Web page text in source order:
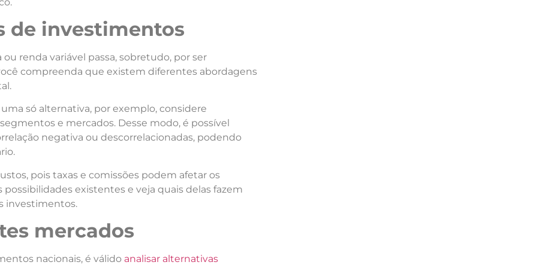
de investimentos
renda variável passa, sobretudo, por ser
compreenda que existem diferentes abordagens
só alternativa, por exemplo, considere
e mercados. Desse modo, é possível
negativa ou descorrelacionadas, podendo
pois taxas e comissões podem afetar os
existentes e veja quais delas fazem
investimentos.
mercados
nacionais, é válido analisar alternativas